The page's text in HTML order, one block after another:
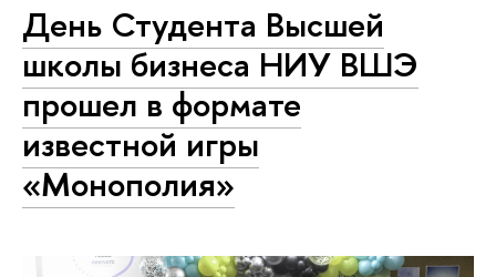
День Студента Высшей
школы бизнеса НИУ ВШЭ
прошел в формате
известной игры
«Монополия»